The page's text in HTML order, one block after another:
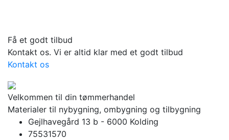
Få et godt tilbud
Kontakt os. Vi er altid klar med et godt tilbud
Kontakt os
Velkommen til din tømmerhandel
Materialer til nybygning, ombygning og tilbygning
Gejlhavegård 13 b - 6000 Kolding
75531570